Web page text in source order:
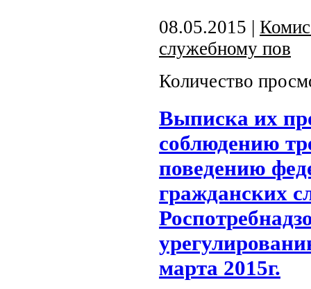
08.05.2015 |
служебному пов
Количество
Выписка их
соблюдению
поведению
гражданских
марта 2015г.